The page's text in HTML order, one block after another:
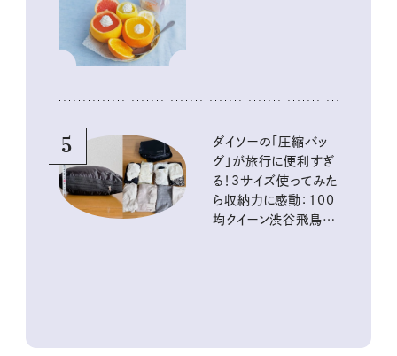
5
ダイソーの「圧縮バッ
グ」が旅行に便利すぎ
る！3サイズ使ってみた
ら収納力に感動：100
均クイーン渋谷飛鳥の